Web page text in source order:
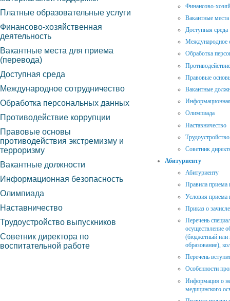
Финансово-
Вакантные
Доступная среда
Международное
Обработка
Правовые
Вакантные
Информационная
Олимпиада
Наставничество
Советник
Абитуриенту
Абитуриенту
Правила приема
Условия приема
Приказ о
Перечень
осуществление
(бюджетный или
образование),
Перечень
Особенности
Информация о
медицинского
Платные образовательные услуги
Финансово-хозяйственная
деятельность
Вакантные места для приема
(перевода)
Доступная среда
Международное сотрудничество
Обработка персональных данных
Противодействие коррупции
Правовые основы
противодействия экстремизму и
терроризму
Вакантные должности
Информационная безопасность
Олимпиада
Наставничество
Трудоустройство выпускников
Советник директора по
воспитательной работе